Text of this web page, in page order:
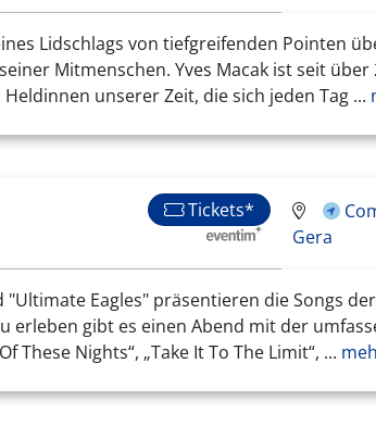
Lidschlags von tiefgreifenden Pointen
Mitmenschen. Yves Macak ist seit
unserer Zeit, die sich jeden Tag ...
Tickets*
Gera
Eagles" präsentieren die Songs
erleben gibt es einen Abend mit der
These Nights“, „Take It To The Limit“, ...